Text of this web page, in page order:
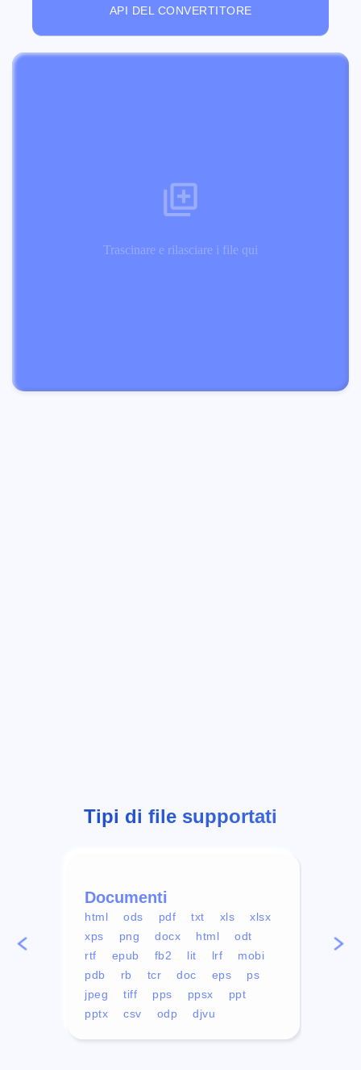
API DEL CONVERTITORE
Trascinare e rilasciare i file qui
Tipi di file supportati
Documenti
html ods pdf txt xls
xlsx
xps
png docx html
odt
rtf
epub fb2 lit lrf
mobi
pdb
rb tcr doc eps
ps
jpeg
tiff pps ppsx
ppt
pptx
csv odp djvu
mp4